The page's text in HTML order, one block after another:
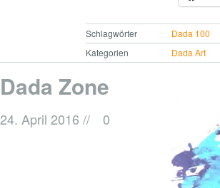
Schlagwörter
Dada 100
Kategorien
Dada Art
Dada Zone
24. April 2016 // 0